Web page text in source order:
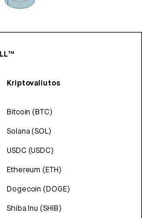
Kriptovaliutos
Bitcoin (BTC)
Solana (SOL)
USDC (USDC)
Ethereum (ETH)
Dogecoin (DOGE)
Shiba Inu (SHIB)